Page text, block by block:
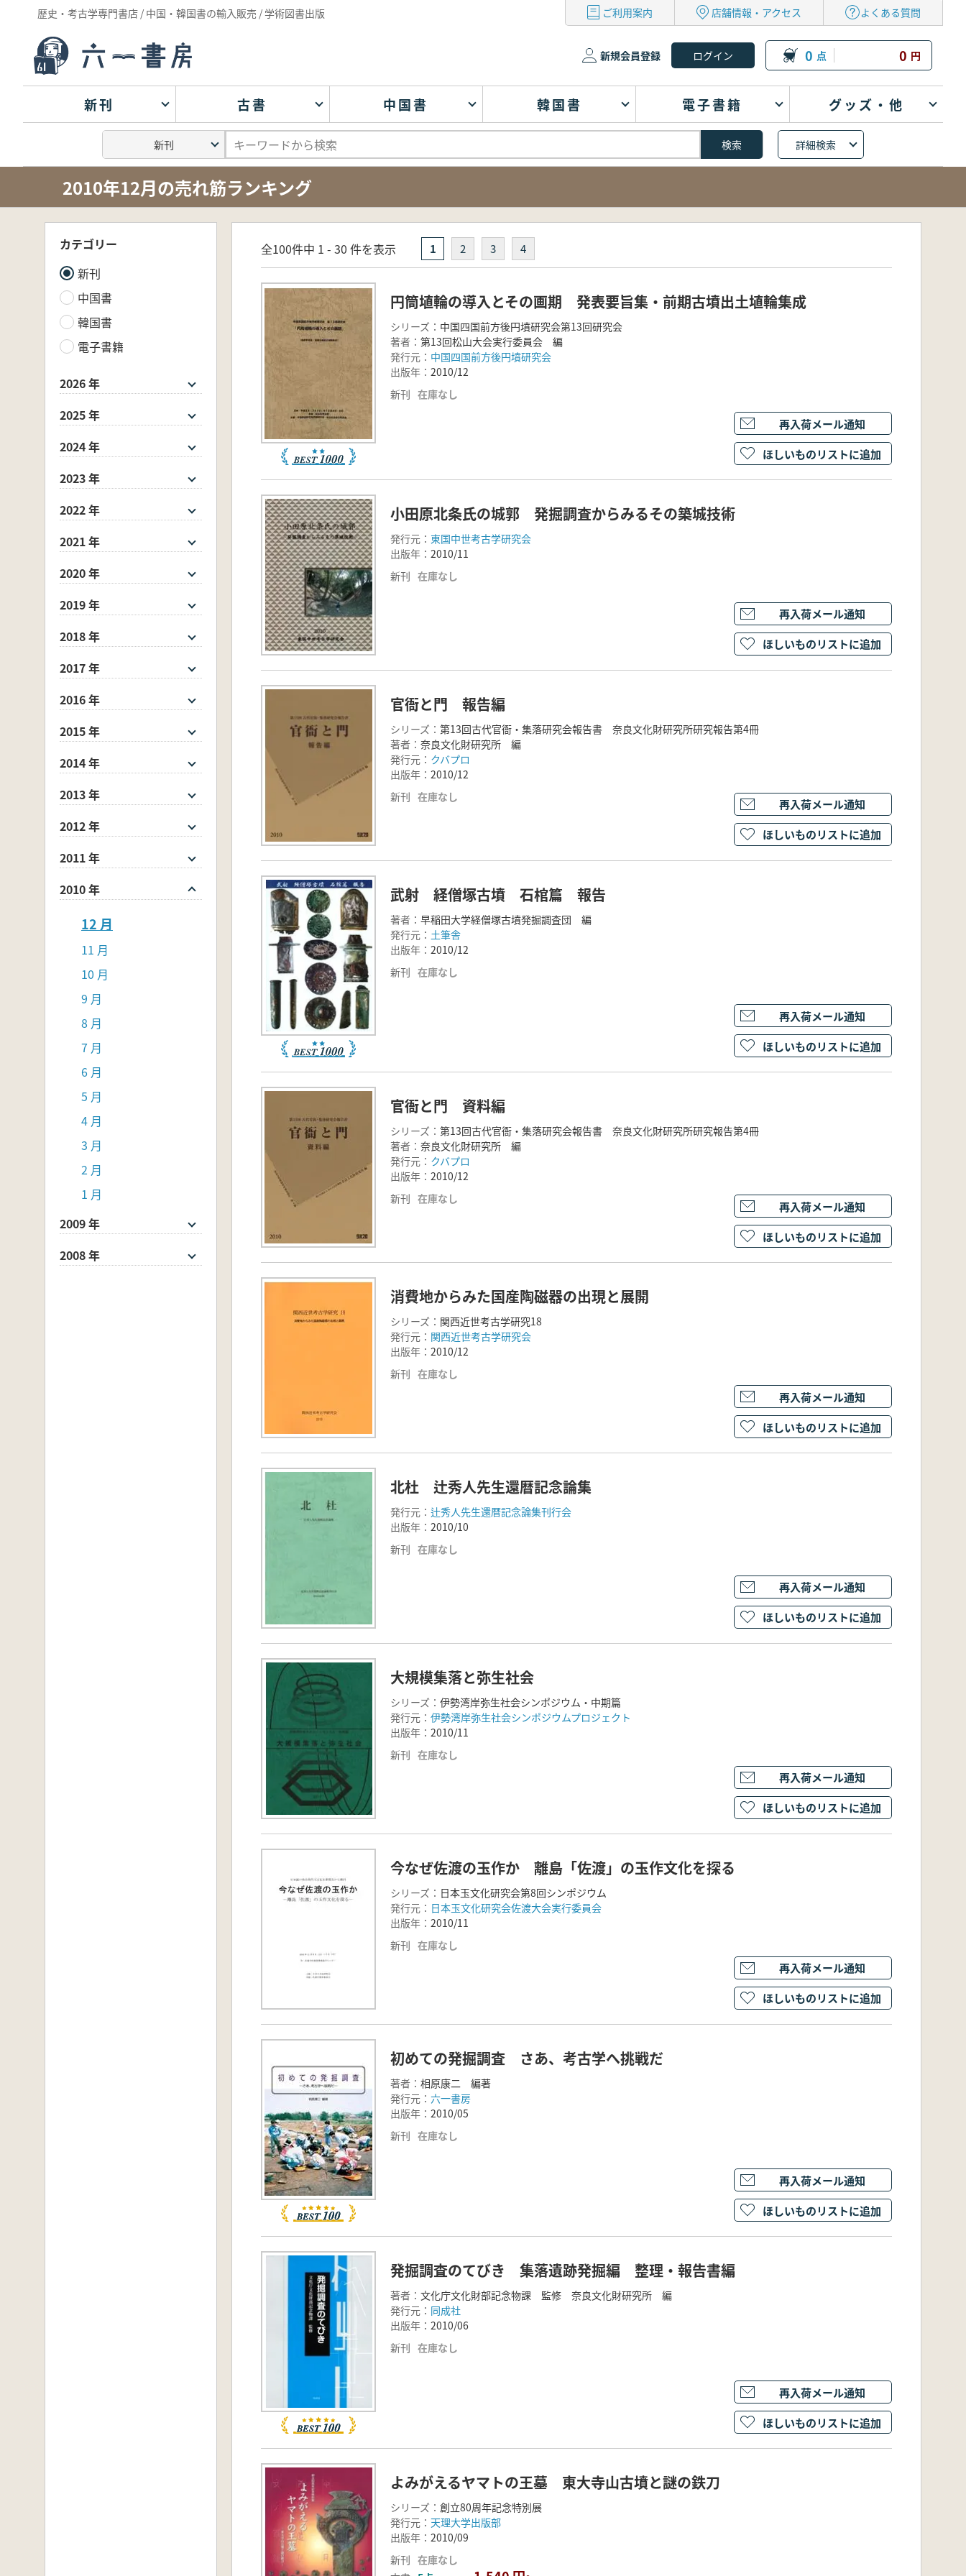
歴史・考古学専門書店 / 中国・韓国書の輸入販売 / 学術図書出版 ご利用案内 店舗情報・アクセス よくある質問
新規会員登録 0 点 0 円
新刊 古書 中国書 韓国書 電子書籍 グッズ・他
詳細検索
2010年12月の売れ筋ランキング
カテゴリー
新刊
中国書
韓国書
電子書籍
2026 年
2025 年
2024 年
2023 年
2022 年
2021 年
2020 年
2019 年
2018 年
2017 年
2016 年
2015 年
2014 年
2013 年
2012 年
2011 年
2010 年
12 月
11 月
10 月
9 月
8 月
7 月
6 月
5 月
4 月
3 月
2 月
1 月
2009 年
2008 年
全100件中 1 - 30 件を表示 1 2 3 4
円筒埴輪の導入とその画期 発表要旨集・前期古墳出土埴輪集成
シリーズ： 中国四国前方後円墳研究会第13回研究会
著者： 第13回松山大会実行委員会 編
発行元： 中国四国前方後円墳研究会
出版年： 2010/12
新刊 在庫なし
再入荷メール通知
ほしいものリストに追加
小田原北条氏の城郭 発掘調査からみるその築城技術
発行元： 東国中世考古学研究会
出版年： 2010/11
新刊 在庫なし
再入荷メール通知
ほしいものリストに追加
官衙と門 報告編
シリーズ： 第13回古代官衙・集落研究会報告書 奈良文化財研究所研究報告第4冊
著者： 奈良文化財研究所 編
発行元： クバプロ
出版年： 2010/12
新刊 在庫なし
再入荷メール通知
ほしいものリストに追加
武射 経僧塚古墳 石棺篇 報告
著者： 早稲田大学経僧塚古墳発掘調査団 編
発行元： 土筆舎
出版年： 2010/12
新刊 在庫なし
再入荷メール通知
ほしいものリストに追加
官衙と門 資料編
シリーズ： 第13回古代官衙・集落研究会報告書 奈良文化財研究所研究報告第4冊
著者： 奈良文化財研究所 編
発行元： クバプロ
出版年： 2010/12
新刊 在庫なし
再入荷メール通知
ほしいものリストに追加
消費地からみた国産陶磁器の出現と展開
シリーズ： 関西近世考古学研究18
発行元： 関西近世考古学研究会
出版年： 2010/12
新刊 在庫なし
再入荷メール通知
ほしいものリストに追加
北杜 辻秀人先生還暦記念論集
発行元： 辻秀人先生還暦記念論集刊行会
出版年： 2010/10
新刊 在庫なし
再入荷メール通知
ほしいものリストに追加
大規模集落と弥生社会
シリーズ： 伊勢湾岸弥生社会シンポジウム・中期篇
発行元： 伊勢湾岸弥生社会シンポジウムプロジェクト
出版年： 2010/11
新刊 在庫なし
再入荷メール通知
ほしいものリストに追加
今なぜ佐渡の玉作か 離島「佐渡」の玉作文化を探る
シリーズ： 日本玉文化研究会第8回シンポジウム
発行元： 日本玉文化研究会佐渡大会実行委員会
出版年： 2010/11
新刊 在庫なし
再入荷メール通知
ほしいものリストに追加
初めての発掘調査 さあ、考古学へ挑戦だ
著者： 相原康二 編著
発行元： 六一書房
出版年： 2010/05
新刊 在庫なし
再入荷メール通知
ほしいものリストに追加
発掘調査のてびき 集落遺跡発掘編 整理・報告書編
著者： 文化庁文化財部記念物課 監修 奈良文化財研究所 編
発行元： 同成社
出版年： 2010/06
新刊 在庫なし
再入荷メール通知
ほしいものリストに追加
よみがえるヤマトの王墓 東大寺山古墳と謎の鉄刀
シリーズ： 創立80周年記念特別展
発行元： 天理大学出版部
出版年： 2010/09
新刊 在庫なし